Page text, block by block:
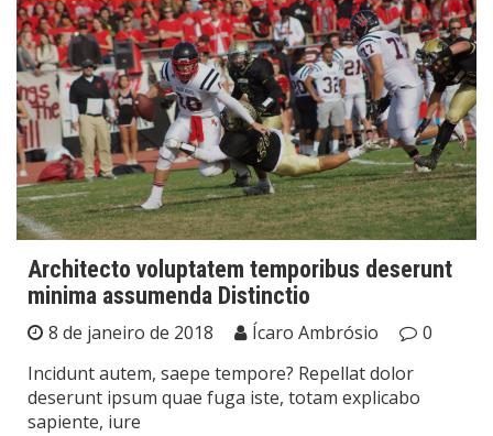
Architecto voluptatem temporibus deserunt
minima assumenda Distinctio
8 de janeiro de 2018 Ícaro Ambrósio
0
Incidunt autem, saepe tempore? Repellat dolor
deserunt ipsum quae fuga iste, totam explicabo
sapiente, iure